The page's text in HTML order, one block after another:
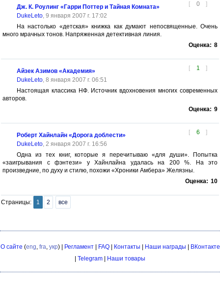
[ 0 ]
Дж. К. Роулинг «Гарри Поттер и Тайная Комната»
DukeLeto, 9 января 2007 г. 17:02
На настолько «детская» книжка как думают непосвященные. Очень
много мрачных тонов. Напряженная детективная линия.
Оценка: 8
[ 1 ]
Айзек Азимов «Академия»
DukeLeto, 8 января 2007 г. 06:51
Настоящая классика НФ. Источник вдохновения многих современных
авторов.
Оценка: 9
[ 6 ]
Роберт Хайнлайн «Дорога доблести»
DukeLeto, 2 января 2007 г. 16:56
Одна из тех книг, которые я перечитываю «для души». Попытка
«заигрывания с фэнтези» у Хайнлайна удалась на 200 %. На это
произведние, по духу и стилю, похожи «Хроники Амбера» Желязны.
Оценка: 10
Страницы: 1 2 все
О сайте (eng, fra, укр) | Регламент| FAQ| Контакты Наши награды
ВКонтакте
Telegram Наши товары